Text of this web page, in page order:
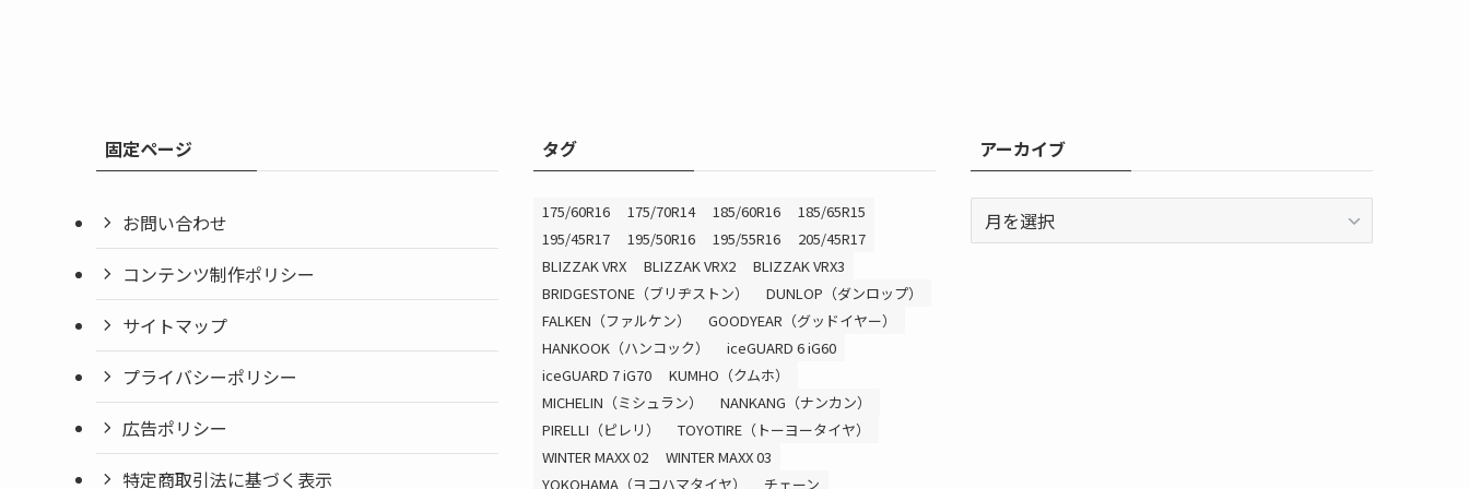
固定ページ
お問い合わせ
コンテンツ制作ポリシー
サイトマップ
プライバシーポリシー
広告ポリシー
特定商取引法に基づく表示
タグ
175/60R16 175/70R14 185/60R16
185/65R15
195/45R17
195/50R16 195/55R16
205/45R17
BLIZZAK VRX
BLIZZAK VRX2
BLIZZAK VRX3
BRIDGESTONE（ブリヂストン）
DUNLOP（ダンロップ）
FALKEN（ファルケン）
GOODYEAR（グッドイヤー）
HANKOOK（ハンコック）
iceGUARD 6 iG60
iceGUARD 7 iG70
KUMHO（クムホ）
MICHELIN（ミシュラン）
NANKANG（ナンカン）
PIRELLI（ピレリ）
TOYOTIRE（トーヨータイヤ）
WINTER MAXX 02
WINTER MAXX 03
YOKOHAMA（ヨコハマタイヤ）
チェーン
アーカイブ
ー